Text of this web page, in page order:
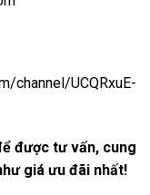
channel/UCQRxuE-
được tưvấn, cung
ưgiá ưu đãi nhất!